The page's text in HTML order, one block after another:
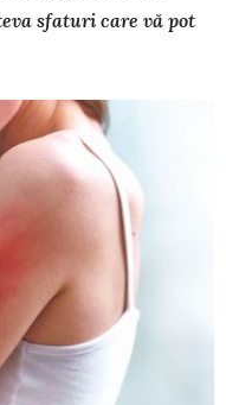
sfaturi care vă pot